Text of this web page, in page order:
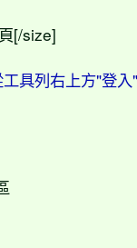
[/size]
具列右上方"登入